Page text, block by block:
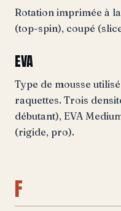
Rotation imprimée à
(top-spin), coupé
EVA
Type de mousse
raquettes. Trois
débutant), EVA
(rigide, pro).
F